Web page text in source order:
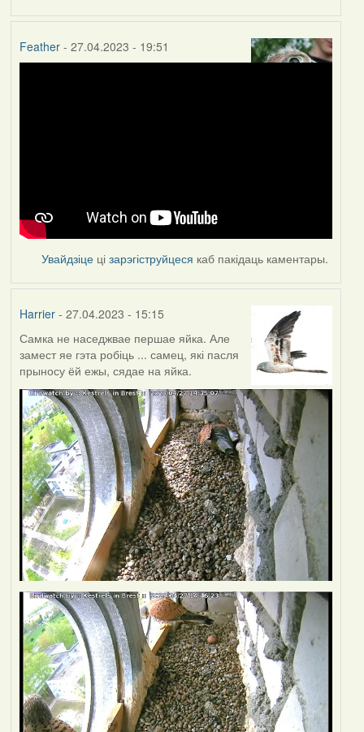
Feather- 27.04.2023 - 19:51
Увайдзіце цізарэгіструйцеся каб пакідаць каментары.
Harrier- 27.04.2023 - 15:15
Самка не наседжвае першае яйка. Але
замест яе гэта робіць ... самец, які пасля
прыносу ёй ежы, сядае на яйка.